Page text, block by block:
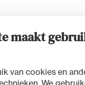
maakt
van cookies en
We